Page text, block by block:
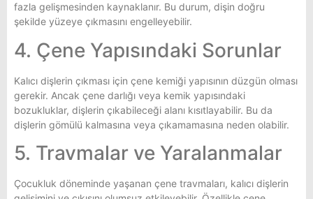
fazla gelişmesinden kaynaklanır. Bu durum, dişin doğru
şekilde yüzeye çıkmasını engelleyebilir.
4. Çene Yapısındaki Sorunlar
Kalıcı dişlerin çıkması için çene kemiği yapısının düzgün olması
gerekir. Ancak çene darlığı veya kemik yapısındaki
bozukluklar, dişlerin çıkabileceği alanı kısıtlayabilir. Bu da
dişlerin gömülü kalmasına veya çıkamamasına neden olabilir.
5. Travmalar ve Yaralanmalar
Çocukluk döneminde yaşanan çene travmaları, kalıcı dişlerin